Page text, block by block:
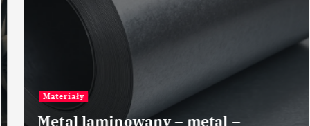
Materiały
Metal laminowany – metal –